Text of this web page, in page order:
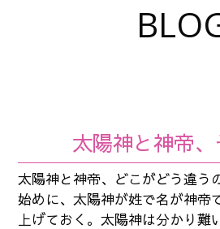
太陽神と神帝
太陽神と神帝、どこがどう違う
始めに、太陽神が姓で名が神帝
上げておく。太陽神は分かり難